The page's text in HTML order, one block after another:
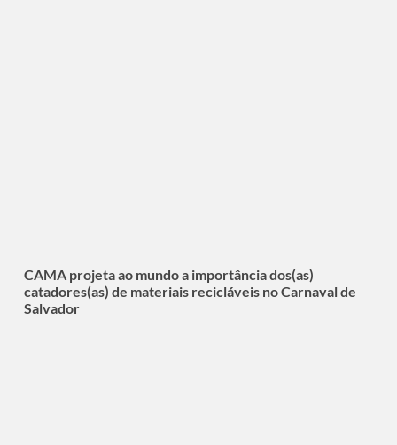
CAMA projeta ao mundo a importância dos(as)
catadores(as) de materiais recicláveis no Carnaval de
Salvador